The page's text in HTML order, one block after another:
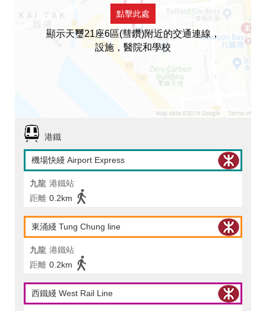
點擊此處
顯示天璽21座6區(彗鑽)附近的交通連線，
設施，醫院和學校
港鐵
機場快綫 Airport Express
九龍 港鐵站
距離 0.2km
東涌綫 Tung Chung line
九龍 港鐵站
距離 0.2km
西鐵綫 West Rail Line